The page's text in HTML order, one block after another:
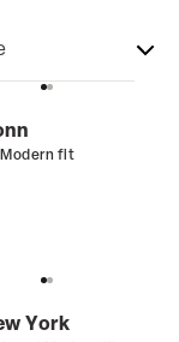
fit
York